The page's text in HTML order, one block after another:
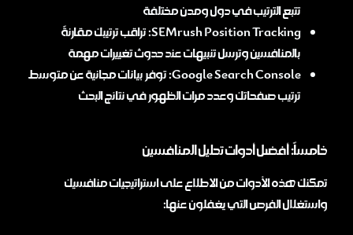
تتبع الترتيب في دول ومدن مختلفة
SEMrush Position Tracking: تراقب ترتيبك مقارنةً
بالمنافسين وترسل تنبيهات عند حدوث تغييرات مهمة
Google Search Console: توفر بيانات مجانية عن متوسط
ترتيب صفحاتك وعدد مرات الظهور في نتائج البحث
خامساً: أفضل أدوات تحليل المنافسين
تمكنك هذه الأدوات من الاطلاع على استراتيجيات منافسيك
واستغلال الفرص التي يغفلون عنها: